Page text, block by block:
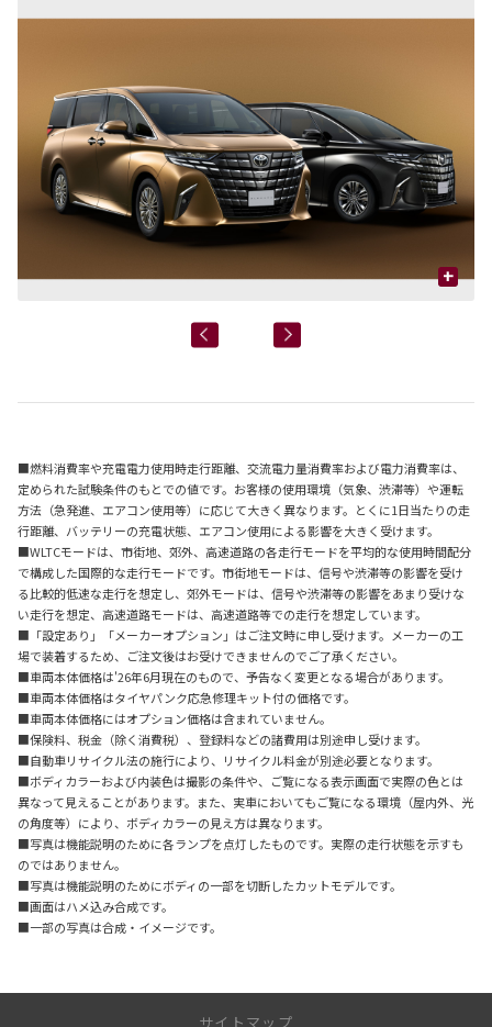
+
■燃料消費率や充電電力使用時走行距離、交流電力量消費率および電力消費率は、
定められた試験条件のもとでの値です。お客様の使用環境（気象、渋滞等）や運転
方法（急発進、エアコン使用等）に応じて大きく異なります。とくに1日当たりの走
行距離、バッテリーの充電状態、エアコン使用による影響を大きく受けます。
■WLTCモードは、市街地、郊外、高速道路の各走行モードを平均的な使用時間配分
で構成した国際的な走行モードです。市街地モードは、信号や渋滞等の影響を受け
る比較的低速な走行を想定し、郊外モードは、信号や渋滞等の影響をあまり受けな
い走行を想定、高速道路モードは、高速道路等での走行を想定しています。
■「設定あり」「メーカーオプション」はご注文時に申し受けます。メーカーの工
場で装着するため、ご注文後はお受けできませんのでご了承ください。
■車両本体価格は'26年6月現在のもので、予告なく変更となる場合があります。
■車両本体価格はタイヤパンク応急修理キット付の価格です。
■車両本体価格にはオプション価格は含まれていません。
■保険料、税金（除く消費税）、登録料などの諸費用は別途申し受けます。
■自動車リサイクル法の施行により、リサイクル料金が別途必要となります。
■ボディカラーおよび内装色は撮影の条件や、ご覧になる表示画面で実際の色とは
異なって見えることがあります。また、実車においてもご覧になる環境（屋内外、光
の角度等）により、ボディカラーの見え方は異なります。
■写真は機能説明のために各ランプを点灯したものです。実際の走行状態を示すも
のではありません。
■写真は機能説明のためにボディの一部を切断したカットモデルです。
■画面はハメ込み合成です。
■一部の写真は合成・イメージです。
サイトマップ